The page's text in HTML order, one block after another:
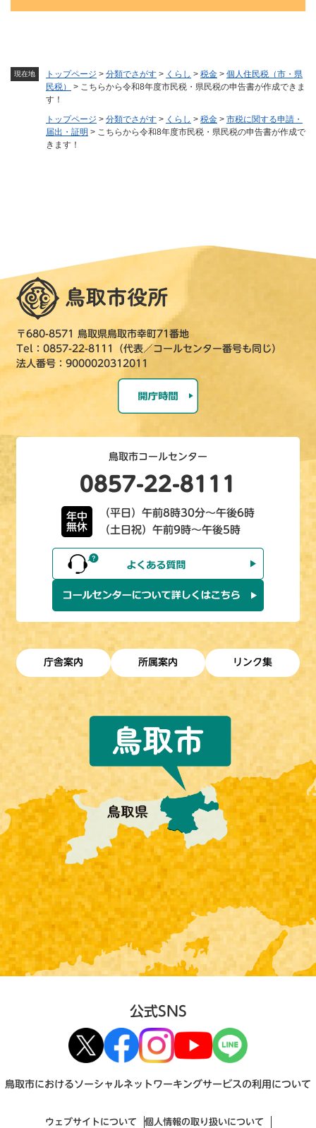
現在地 トップページ > 分類でさがす > くらし > 税金 > 個人住民税（市・県
民税）
> こちらから令和8年度市民税・県民税の申告書が作成できま
す！
トップページ > 分類でさがす > くらし > 税金 > 市税に関する申請・
届出・証明 > こちらから令和8年度市民税・県民税の申告書が作成で
きます！
〒680-8571 鳥取県鳥取市幸町71番地
Tel：0857-22-8111（代表／コールセンター番号も同じ）
法人番号：9000020312011
鳥取市コールセンター
0857-22-8111
年中
無休
（平日）午前8時30分～午後6時
（土日祝）午前9時～午後5時
庁舎案内 所属案内 リンク集
公式SNS
鳥取市におけるソーシャルネットワーキングサービスの利用について
ウェブサイトについて 個人情報の取り扱いについて